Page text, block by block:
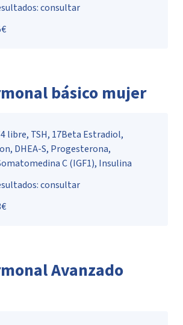
consultar
básico mujer
libre, TSH, 17Beta Estradiol,
DHEA-S, Progesterona,
C (IGF1), Insulina
consultar
Avanzado